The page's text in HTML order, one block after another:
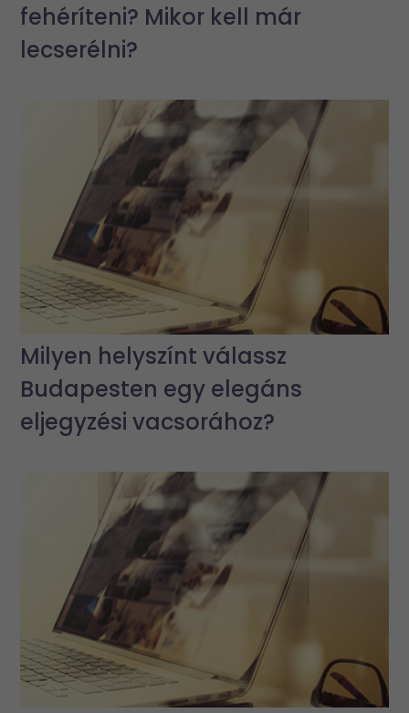
fehéríteni? Mikor kell már
lecserélni?
Milyen helyszínt válassz
Budapesten egy elegáns
eljegyzési vacsorához?